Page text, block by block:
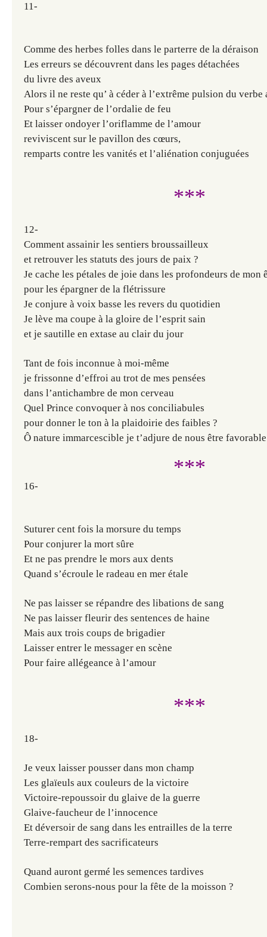
11-
Comme des herbes folles dans le parterre de la déraison
Les erreurs se découvrent dans les pages détachées
du livre des aveux
Alors il ne reste qu’ à céder à l’extrême pulsion du verbe
Pour s’épargner de l’ordalie de feu
Et laisser ondoyer l’oriflamme de l’amour
reviviscent sur le pavillon des cœurs,
remparts contre les vanités et l’aliénation conjuguées
***
12-
Comment assainir les sentiers broussailleux
et retrouver les statuts des jours de paix ?
Je cache les pétales de joie dans les profondeurs de mon
pour les épargner de la flétrissure
Je conjure à voix basse les revers du quotidien
Je lève ma coupe à la gloire de l’esprit sain
et je sautille en extase au clair du jour
Tant de fois inconnue à moi-même
je frissonne d’effroi au trot de mes pensées
dans l’antichambre de mon cerveau
Quel Prince convoquer à nos conciliabules
pour donner le ton à la plaidoirie des faibles ?
Ô nature immarcescible je t’adjure de nous être
***
16-
Suturer cent fois la morsure du temps
Pour conjurer la mort sûre
Et ne pas prendre le mors aux dents
Quand s’écroule le radeau en mer étale
Ne pas laisser se répandre des libations de sang
Ne pas laisser fleurir des sentences de haine
Mais aux trois coups de brigadier
Laisser entrer le messager en scène
Pour faire allégeance à l’amour
***
18-
Je veux laisser pousser dans mon champ
Les glaïeuls aux couleurs de la victoire
Victoire-repoussoir du glaive de la guerre
Glaive-faucheur de l’innocence
Et déversoir de sang dans les entrailles de la terre
Terre-rempart des sacrificateurs
Quand auront germé les semences tardives
Combien serons-nous pour la fête de la moisson ?